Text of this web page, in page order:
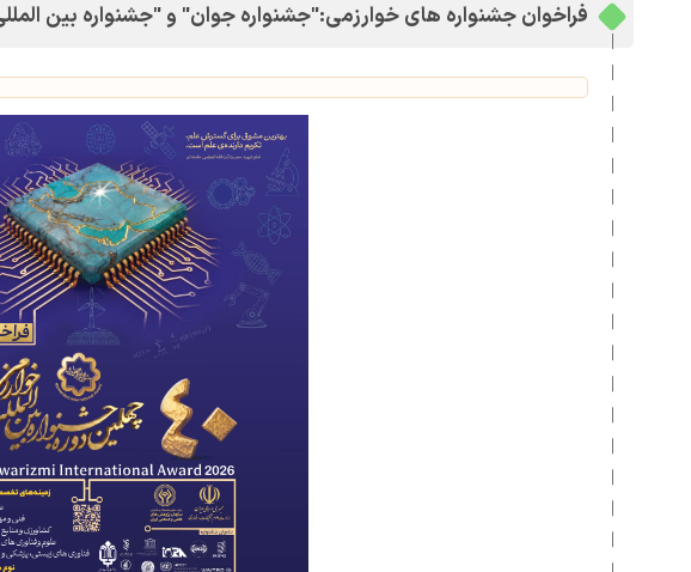
فراخوان جشنواره های خوارزمی:"جشنواره جوان" و "جشنواره بین